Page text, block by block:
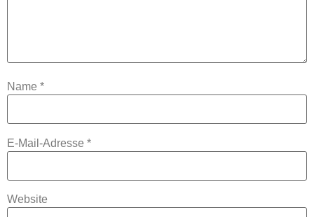
Name *
E-Mail-Adresse *
Website